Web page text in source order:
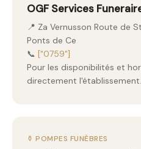
OGF Services
📍 Za Vernusson Route de
Ponts de Ce
📞 ["0759"]
Pour les disponibilités et
directement l'établissement.
⚱️ POMPES FUNÈBRES